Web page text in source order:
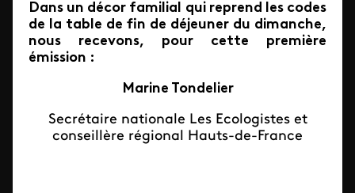
Dans un décor familial qui reprend les codes
de la table de fin de déjeuner du dimanche,
nous recevons, pour cette première
émission :
Marine Tondelier
Secrétaire nationale Les Ecologistes et
conseillère régional Hauts-de-France